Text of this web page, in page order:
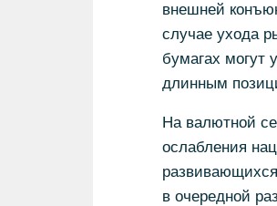
внешней
случае ухода
бумагах могут
длинным
На валютной
ослабления
в очередной